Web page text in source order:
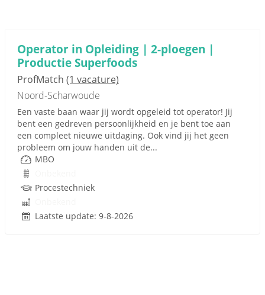
Operator in Opleiding | 2-ploegen |
Productie Superfoods
ProfMatch (1 vacature)
Noord-Scharwoude
Een vaste baan waar jij wordt opgeleid tot operator! Jij
bent een gedreven persoonlijkheid en je bent toe aan
een compleet nieuwe uitdaging. Ook vind jij het geen
probleem om jouw handen uit de...
MBO
Procestechniek
Laatste update: 9-8-2026